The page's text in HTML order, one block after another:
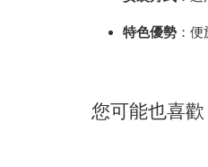
特色優勢 ：
您可能也喜歡